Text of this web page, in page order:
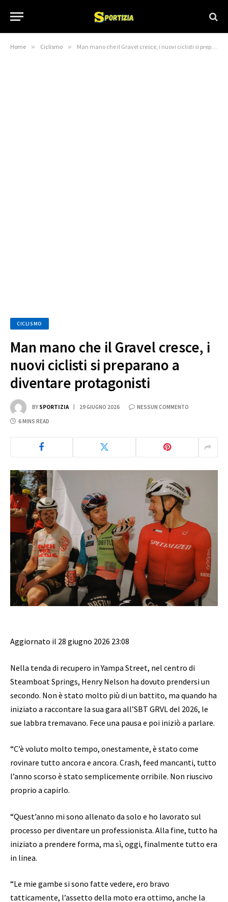
Home » Ciclismo » Man mano che il Gravel cresce, i nuovi ciclisti si preparano a diventare protagonisti
CICLISMO
Man mano che il Gravel cresce, i
nuovi ciclisti si preparano a
diventare protagonisti
BY SPORTIZIA 29 GIUGNO 2026 NESSUN COMMENTO
6 MINS READ
Aggiornato il 28 giugno 2026 23:08
Nella tenda di recupero in Yampa Street, nel centro di
Steamboat Springs, Henry Nelson ha dovuto prendersi un
secondo. Non è stato molto più di un battito, ma quando ha
iniziato a raccontare la sua gara all’SBT GRVL del 2026, le
sue labbra tremavano. Fece una pausa e poi iniziò a parlare.
“C’è voluto molto tempo, onestamente, è stato come
rovinare tutto ancora e ancora. Crash, feed mancanti, tutto
l’anno scorso è stato semplicemente orribile. Non riuscivo
proprio a capirlo.
“Quest’anno mi sono allenato da solo e ho lavorato sul
processo per diventare un professionista. Alla fine, tutto ha
iniziato a prendere forma, ma sì, oggi, finalmente tutto era
in linea.
“Le mie gambe si sono fatte vedere, ero bravo
tatticamente, l’assetto della moto era ottimo, anche la